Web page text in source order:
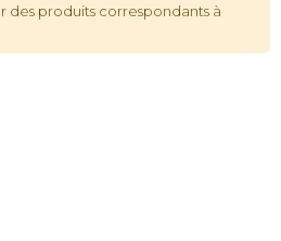
des produits correspondants à